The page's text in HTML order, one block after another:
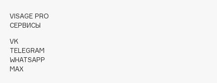
d'Alba
DABO
DARLING*
Darphin
VISAGE PRO
СЕРВИСЫ
VK
TELEGRAM
WHATSAPP
MAX